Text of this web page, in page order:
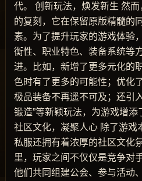
代。 创新玩法，焕发新生 然
的复刻，它在保留原版精髓的
素。为了提升玩家的游戏体验
衡性、职业特色、装备系统等
进。比如，新增了更多元化的
色时有了更多的可能性；优化
极品装备不再遥不可及；还引
锻造”等新颖玩法，为游戏增添
社区文化，凝聚人心 除了游戏
私服还拥有着浓厚的社区文化
里，玩家之间不仅仅是竞争对
他们共同组建公会、参与活动